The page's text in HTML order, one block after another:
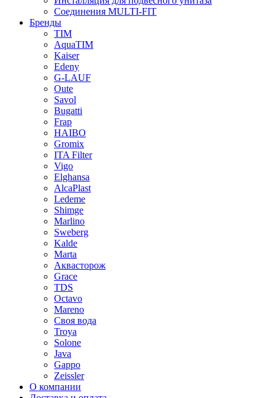
Соединения MULTI-FIT
Бренды
TIM
AquaTIM
Kaiser
Edeny
G-LAUF
Oute
Savol
Bugatti
Frap
HAIBO
Gromix
ITA Filter
Vigo
Elghansa
AlcaPlast
Ledeme
Shimge
Marlino
Sweberg
Kalde
Marta
Аквасторож
Grace
TDS
Octavo
Mareno
Своя вода
Troya
Solone
Java
Gappo
Zeissler
О компании